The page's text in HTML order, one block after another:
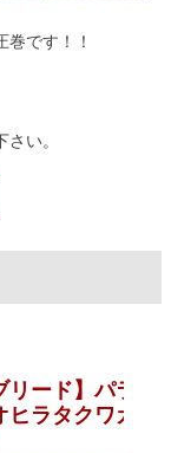
です！！
い。
リード】パラワ
ヒラタクワガタ